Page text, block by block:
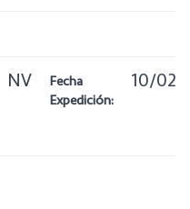
NV
Fecha
Expedición:
10/02/